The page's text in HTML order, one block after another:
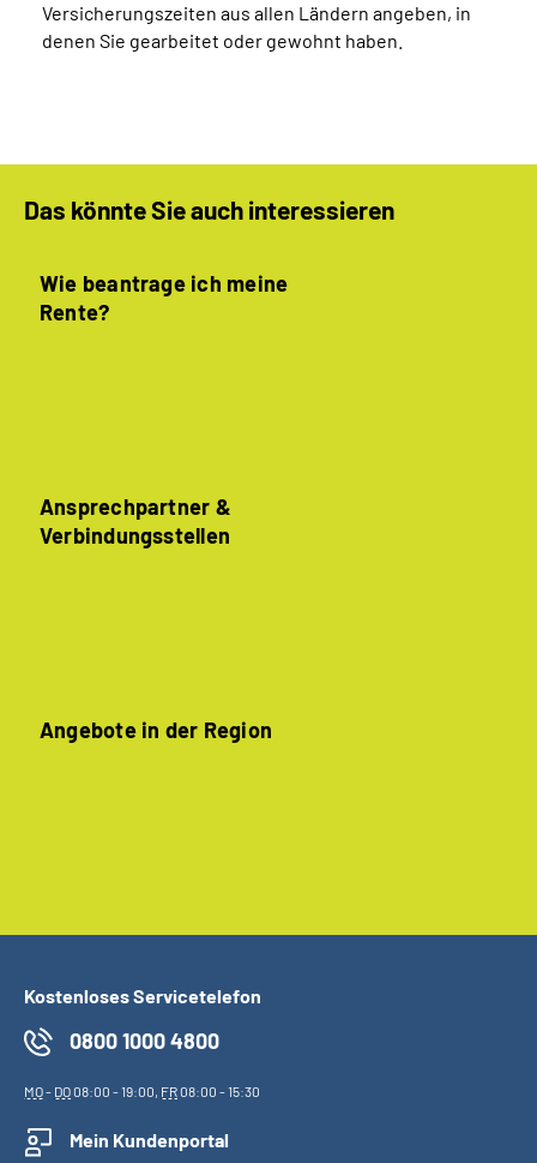
Versicherungszeiten aus allen Ländern angeben, in
denen Sie gearbeitet oder gewohnt haben.
Das könnte Sie auch interessieren
Wie beantrage ich meine
Rente?
Ansprechpartner &
Verbindungsstellen
Angebote in der Region
Kostenloses Servicetelefon
0800 1000 4800
MO- DO08:00 - 19:00, FR08:00 - 15:30
Mein Kundenportal